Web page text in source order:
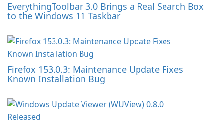
EverythingToolbar 3.0 Brings a Real Search Box
to the Windows 11 Taskbar
Firefox 153.0.3: Maintenance Update Fixes
Known Installation Bug